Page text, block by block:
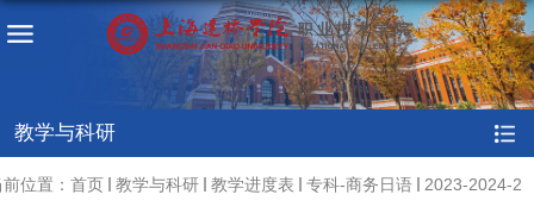
教学与科研
位置： 首页 教学与科研 教学进度表 专科-商务日语 2023-2024-2